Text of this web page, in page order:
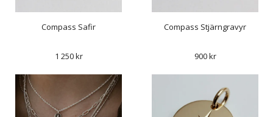
Compass Safir
1 250 kr
Compass Stjärngravyr
900 kr